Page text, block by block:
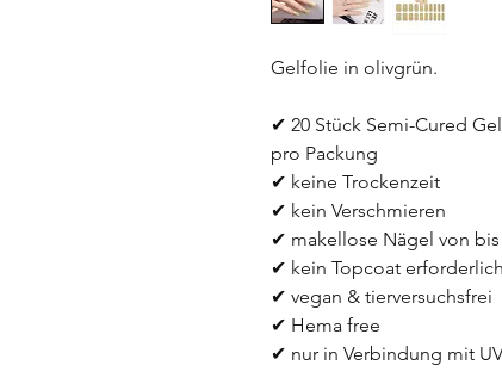
Gelfolie in olivgrün.
✔ 20 Stück Semi-Cured
pro Packung
✔ keine Trockenzeit
✔ kein Verschmieren
✔ makellose Nägel von
✔ kein Topcoat erforderlich
✔ vegan & tierversuchsfrei
✔ Hema free
✔ nur in Verbindung mit